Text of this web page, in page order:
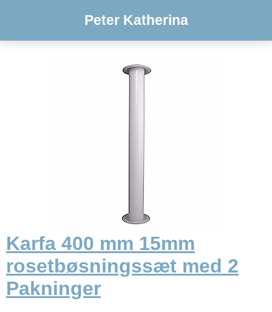
Peter Katherina
Karfa 400 mm 15mm
rosetbøsningssæt med 2
Pakninger